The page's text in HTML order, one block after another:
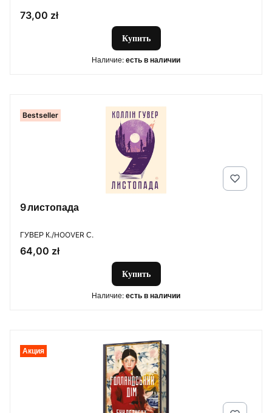
Цена
73,00 zł
Купить
Наличие: есть в наличии
Bestseller
9 листопада
ПРОИЗВОДИТЕЛЬ
ГУВЕР К./HOOVER С.
Цена
64,00 zł
Купить
Наличие: есть в наличии
Акция